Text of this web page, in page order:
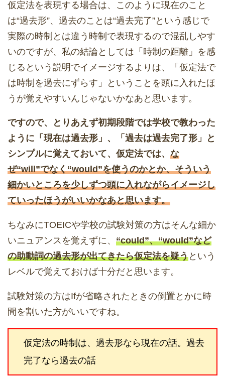
仮定法を表現する場合は、このように現在のこと
は“過去形”、過去のことは“過去完了”という感じで
実際の時制とは違う時制で表現するので混乱しやす
いのですが、私の結論としては「時制の距離」を感
じるという説明でイメージするよりは、「仮定法で
は時制を過去にずらす」ということを頭に入れたほ
うが覚えやすいんじゃないかなあと思います。
ですので、とりあえず初期段階では学校で教わった
ように「現在は過去形」、「過去は過去完了形」と
シンプルに覚えておいて、仮定法では、 な
ぜ“will”でなく“would”を使うのかとか、そういう
細かいところを少しずつ頭に入れながらイメージし
ていったほうがいいかなあと思います。
ちなみにTOEICや学校の試験対策の方はそんな細か
いニュアンスを覚えずに、 “could”、“would”など
の助動詞の過去形が出てきたら仮定法を疑うという
レベルで覚えておけば十分だと思います。
試験対策の方はIfが省略されたときの倒置とかに時
間を割いた方がいいですね。
仮定法の時制は、過去形なら現在の話。過去
完了なら過去の話